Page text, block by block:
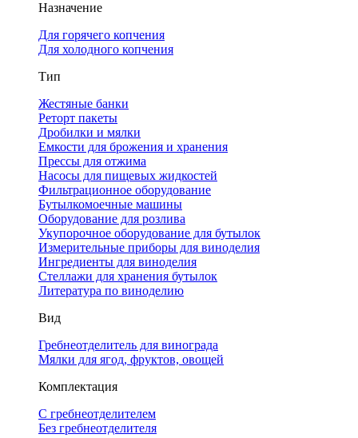
Назначение
Для горячего копчения
Для холодного копчения
Тип
Жестяные банки
Реторт пакеты
Дробилки и мялки
Емкости для брожения и хранения
Прессы для отжима
Насосы для пищевых жидкостей
Фильтрационное оборудование
Бутылкомоечные машины
Оборудование для розлива
Укупорочное оборудование для бутылок
Измерительные приборы для виноделия
Ингредиенты для виноделия
Стеллажи для хранения бутылок
Литература по виноделию
Вид
Гребнеотделитель для винограда
Мялки для ягод, фруктов, овощей
Комплектация
С гребнеотделителем
Без гребнеотделителя